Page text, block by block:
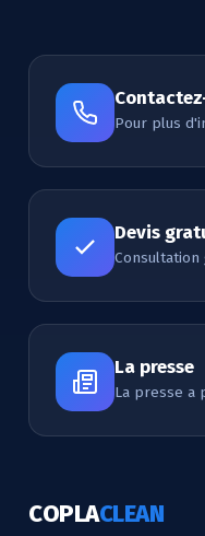
Pour plus
Devis
Consultation
La presse
La presse a
COPLACLEAN